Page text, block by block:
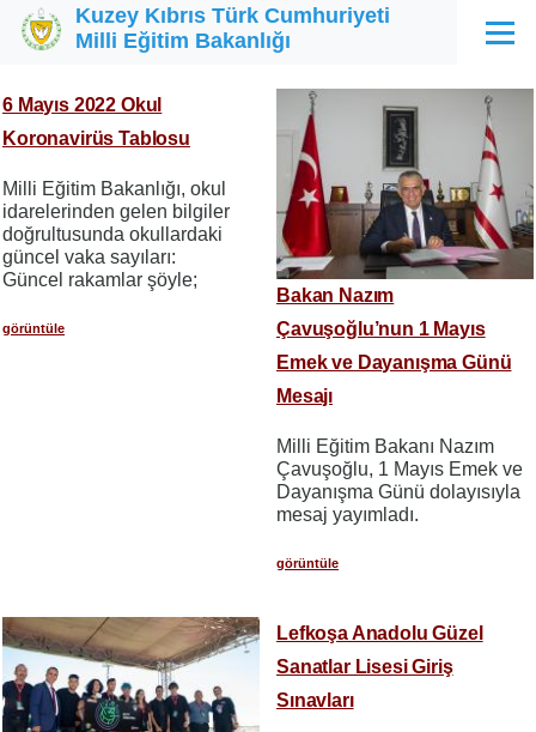
Ana içeriğe atla
Kuzey Kıbrıs Türk Cumhuriyeti
Milli Eğitim Bakanlığı
Menü
6 Mayıs 2022 Okul
Koronavirüs Tablosu
Milli Eğitim Bakanlığı, okul
idarelerinden gelen bilgiler
doğrultusunda okullardaki
güncel vaka sayıları:
Güncel rakamlar şöyle;
görüntüle
Bakan Nazım
Çavuşoğlu’nun 1 Mayıs
Emek ve Dayanışma Günü
Mesajı
Milli Eğitim Bakanı Nazım
Çavuşoğlu, 1 Mayıs Emek ve
Dayanışma Günü dolayısıyla
mesaj yayımladı.
görüntüle
Lefkoşa Anadolu Güzel
Sanatlar Lisesi Giriş
Sınavları